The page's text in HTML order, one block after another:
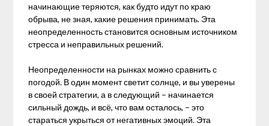
начинающие теряются, как будто идут по краю
обрыва, не зная, какие решения принимать. Эта
неопределенность становится основным источником
стресса и неправильных решений.
Неопределенности на рынках можно сравнить с
погодой. В один момент светит солнце, и вы уверены
в своей стратегии, а в следующий – начинается
сильный дождь, и всё, что вам осталось, – это
стараться укрыться от негативных эмоций. Эта